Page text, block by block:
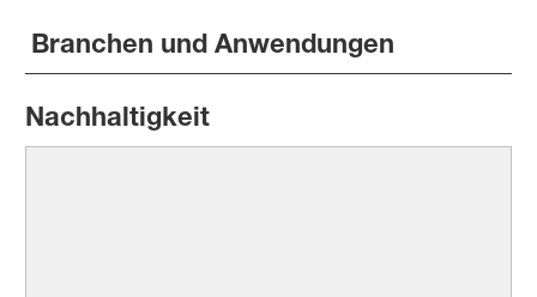
Branchen und Anwendungen
Nachhaltigkeit